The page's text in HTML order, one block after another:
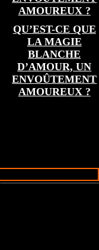
QU’EST-CE QUE
LA MAGIE
BLANCHE
D’AMOUR, UN
ENVOÛTEMENT
AMOUREUX ?